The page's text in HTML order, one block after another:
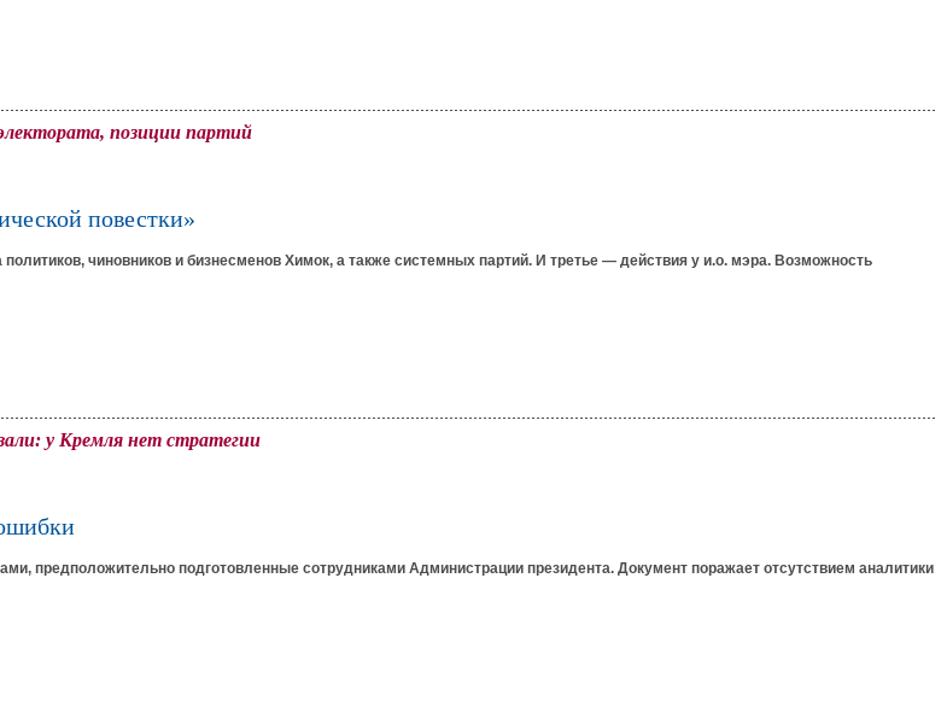
позиции партий
повестки»
чиновников и бизнесменов Химок, а также системных партий. И третье — действия у и.о. мэра. Возможность
у Кремля нет стратегии
предположительно подготовленные сотрудниками Администрации президента. Документ поражает отсутствием аналитики